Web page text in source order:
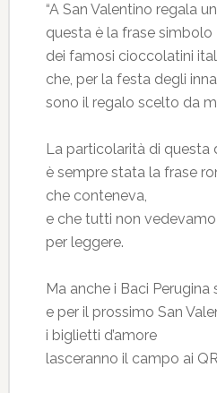
“A San Valentino regala
questa è la frase simbolo
dei famosi cioccolatini
che, per la festa degli
sono il regalo scelto da
La particolarità di questa
è sempre stata la frase
che conteneva,
e che tutti non vedevamo
per leggere.
Ma anche i Baci Perugina
e per il prossimo San
i biglietti d’amore
lasceranno il campo ai